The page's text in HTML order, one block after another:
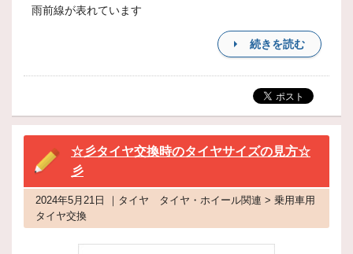
雨前線が表れています
続きを読む
☆彡タイヤ交換時のタイヤサイズの見方☆
彡
2024年5月21日 ｜タイヤ タイヤ・ホイール関連 > 乗用車用
タイヤ交換